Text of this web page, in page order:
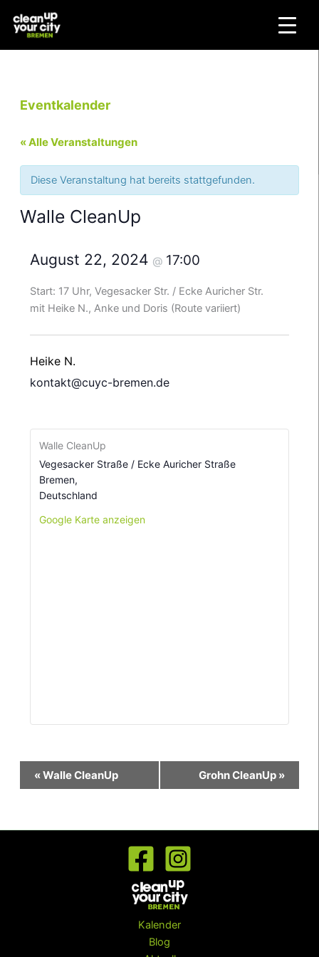
Inhalt
springen
Eventkalender
« Alle Veranstaltungen
Diese Veranstaltung hat bereits stattgefunden.
Walle CleanUp
August 22, 2024 @ 17:00
Start: 17 Uhr, Vegesacker Str. / Ecke Auricher Str.
mit Heike N., Anke und Doris (Route variiert)
Heike N.
kontakt@cuyc-bremen.de
Walle CleanUp
Vegesacker Straße / Ecke Auricher Straße
Bremen,
Deutschland
Google Karte anzeigen
Veranstaltung-
Navigation
«Walle CleanUp Grohn CleanUp »
Kalender
Blog